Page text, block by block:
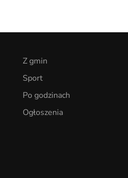
Z gmin
Sport
Po godzinach
Ogłoszenia